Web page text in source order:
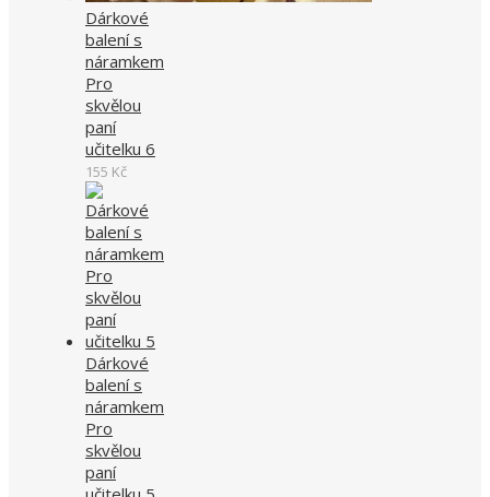
Dárkové
balení s
náramkem
Pro
skvělou
paní
učitelku 6
155 Kč
Dárkové
balení s
náramkem
Pro
skvělou
paní